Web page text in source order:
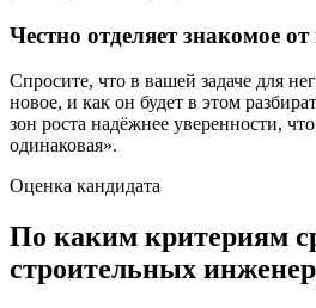
Честно отделяет знакомое от
Спросите, что в вашей задаче для
новое, и как он будет в этом
зон роста надёжнее уверенности,
одинаковая».
Оценка кандидата
По каким критериям
строительных